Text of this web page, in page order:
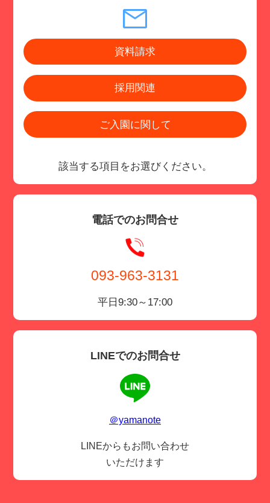
資料請求
採用関連
ご入園に関して
該当する項目をお選びください。
電話でのお問合せ
093-963-3131
平日9:30～17:00
LINEでのお問合せ
＠yamanote
LINEからもお問い合わせ
いただけます